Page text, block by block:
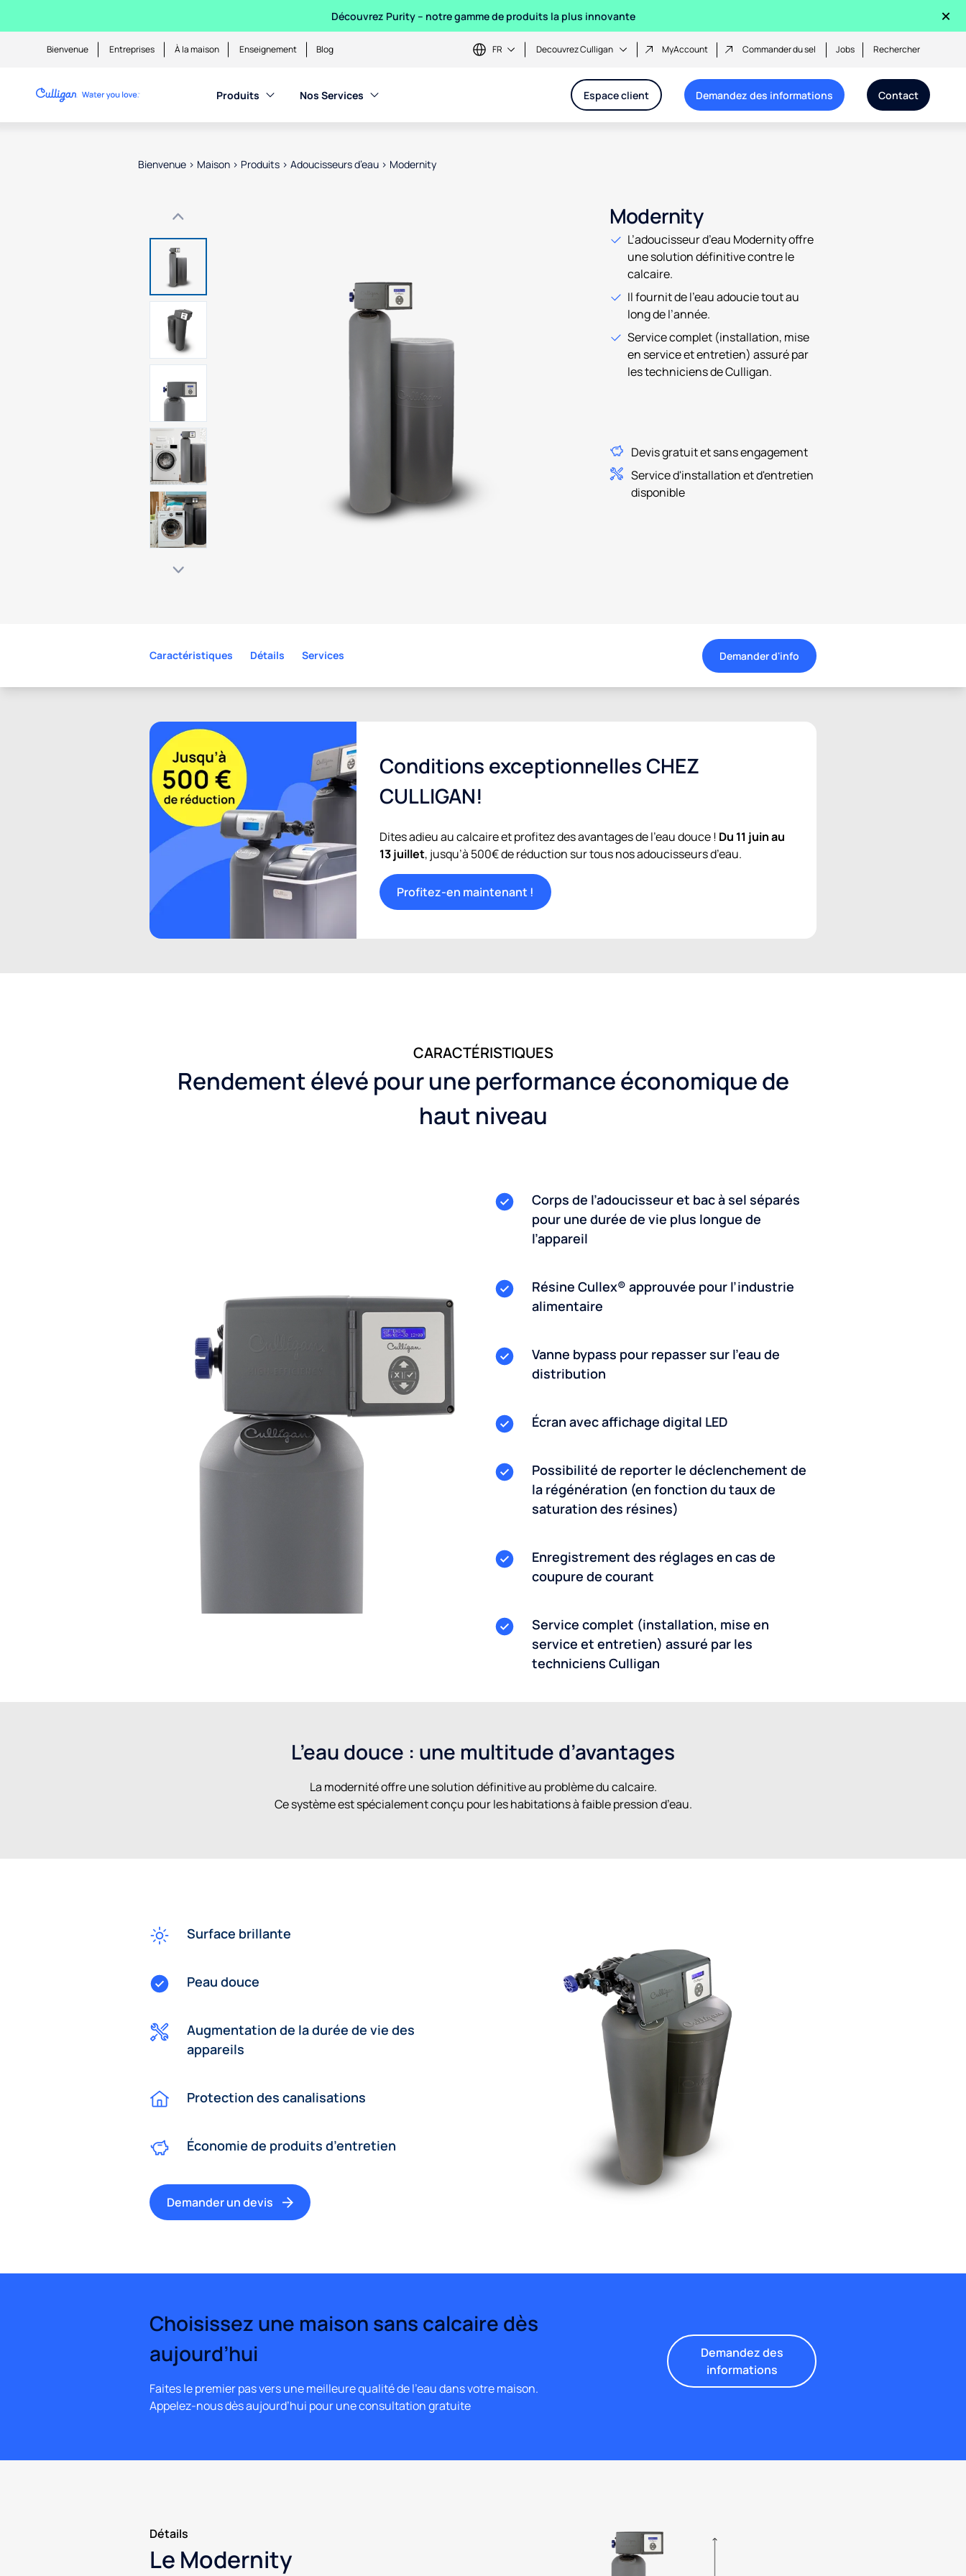
Découvrez Purity – notre gamme de produits la plus innovante ×
Bienvenue Entreprises À la maison Enseignement Blog FR Decouvrez Culligan MyAccount Commander du sel Jobs Rechercher
Produits Nos Services Espace client Demandez des informations Contact
Bienvenue > Maison > Produits > Adoucisseurs d’eau > Modernity
Use arrow keys to navigate between product images, or tab to the next interactive elementModernity
L’adoucisseur d’eau Modernity offre
une solution définitive contre le
calcaire.
Il fournit de l’eau adoucie tout au
long de l’année.
Service complet (installation, mise
en service et entretien) assuré par
les techniciens de Culligan.
Devis gratuit et sans engagement
Service d'installation et d'entretien
disponible
Caractéristiques Détails Services Demander d'info
Conditions exceptionnelles CHEZ
CULLIGAN!
Dites adieu au calcaire et profitez des avantages de l’eau douce ! Du 11 juin au
13 juillet, jusqu’à 500€ de réduction sur tous nos adoucisseurs d’eau.
Profitez-en maintenant !
CARACTÉRISTIQUES
Rendement élevé pour une performance économique de
haut niveau
Corps de l’adoucisseur et bac à sel séparés
pour une durée de vie plus longue de
l’appareil
Résine Cullex® approuvée pour l’industrie
alimentaire
Vanne bypass pour repasser sur l’eau de
distribution
Écran avec affichage digital LED
Possibilité de reporter le déclenchement de
la régénération (en fonction du taux de
saturation des résines)
Enregistrement des réglages en cas de
coupure de courant
Service complet (installation, mise en
service et entretien) assuré par les
techniciens Culligan
L’eau douce : une multitude d’avantages
La modernité offre une solution définitive au problème du calcaire.
Ce système est spécialement conçu pour les habitations à faible pression d’eau.
Surface brillante
Peau douce
Augmentation de la durée de vie des
appareils
Protection des canalisations
Économie de produits d’entretien
Demander un devis
Choisissez une maison sans calcaire dès
aujourd’hui
Faites le premier pas vers une meilleure qualité de l’eau dans votre maison.
Appelez-nous dès aujourd’hui pour une consultation gratuite
Demandez des
informations
Détails
Le Modernity